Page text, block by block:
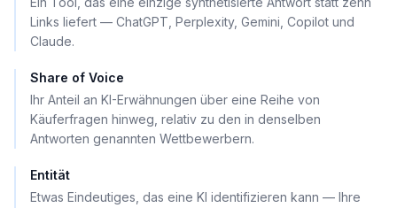
Links liefert — ChatGPT, Perplexity, Gemini, Copilot und
Claude.
Share of Voice
Ihr Anteil an KI-Erwähnungen über eine Reihe von
Käuferfragen hinweg, relativ zu den in denselben
Antworten genannten Wettbewerbern.
Entität
Etwas Eindeutiges, das eine KI identifizieren kann — Ihre